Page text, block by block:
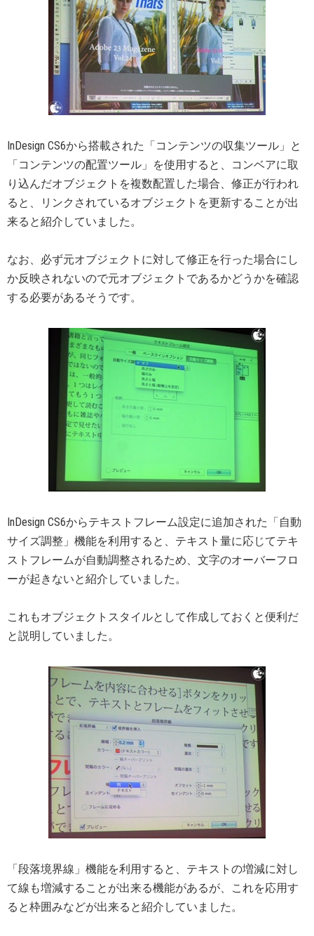
InDesign CS6から搭載された「コンテンツの収集ツール」と
「コンテンツの配置ツール」を使用すると、コンベアに取
り込んだオブジェクトを複数配置した場合、修正が行われ
ると、リンクされているオブジェクトを更新することが出
来ると紹介していました。
なお、必ず元オブジェクトに対して修正を行った場合にし
か反映されないので元オブジェクトであるかどうかを確認
する必要があるそうです。
InDesign CS6からテキストフレーム設定に追加された「自動
サイズ調整」機能を利用すると、テキスト量に応じてテキ
ストフレームが自動調整されるため、文字のオーバーフロ
ーが起きないと紹介していました。
これもオブジェクトスタイルとして作成しておくと便利だ
と説明していました。
「段落境界線」機能を利用すると、テキストの増減に対し
て線も増減することが出来る機能があるが、これを応用す
ると枠囲みなどが出来ると紹介していました。